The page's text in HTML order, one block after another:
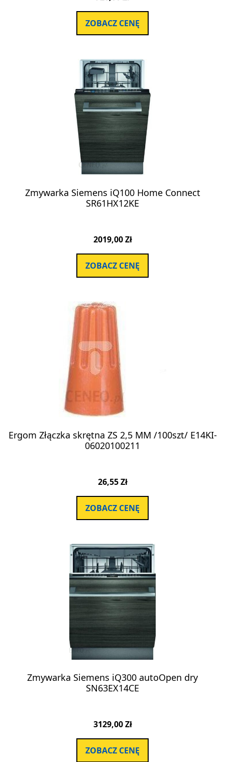
ZOBACZ CENĘ
Zmywarka Siemens iQ100 Home Connect
SR61HX12KE
2019,00Zł
ZOBACZ CENĘ
Ergom Złączka skrętna ZS 2,5 MM /100szt/ E14KI-
06020100211
26,55Zł
ZOBACZ CENĘ
Zmywarka Siemens iQ300 autoOpen dry
SN63EX14CE
3129,00Zł
ZOBACZ CENĘ